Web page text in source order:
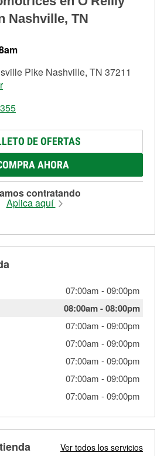
Nashville, TN
Pike Nashville, TN 37211
DE OFERTAS
AHORA
contratando
Aplica aquí
07:00am -09:00pm
08:00am-08:00pm
07:00am -09:00pm
07:00am -09:00pm
07:00am -09:00pm
07:00am -09:00pm
07:00am -09:00pm
Ver todos los servicios